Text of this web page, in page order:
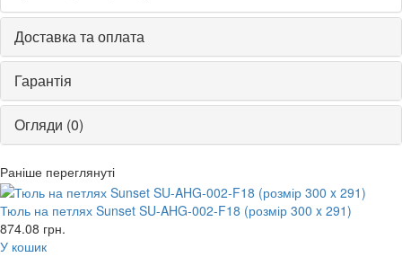
Доставка та оплата
Гарантія
Огляди (0)
Раніше переглянуті
Тюль на петлях Sunset SU-AHG-002-F18 (розмір 300 x 291)
874.08 грн.
У кошик